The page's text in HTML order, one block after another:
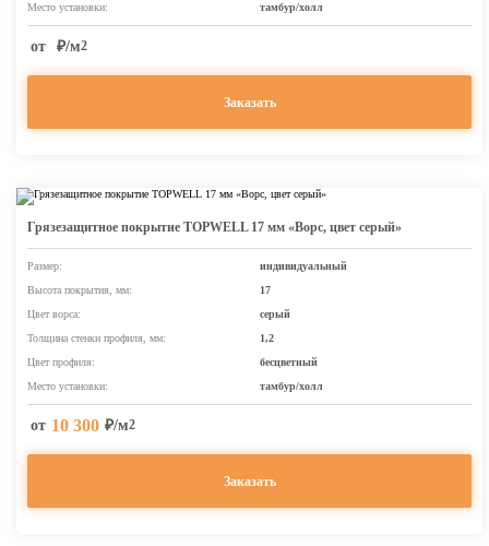
Место установки:
тамбур/холл
от ₽/м2
Заказать
Грязезащитное покрытие TOPWELL 17 мм «Ворс, цвет серый»
Размер:
индивидуальный
Высота покрытия, мм:
17
Цвет ворса:
серый
Толщина стенки профиля, мм:
1,2
Цвет профиля:
бесцветный
Место установки:
тамбур/холл
от 10 300 ₽/м2
Заказать